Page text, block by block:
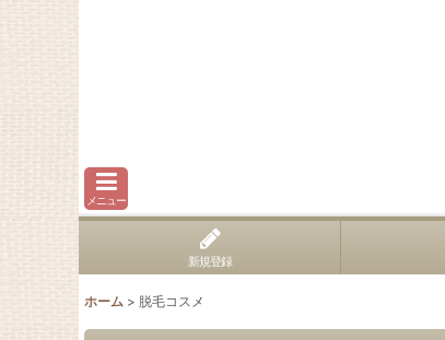
メニュー
新規登録
ホーム > 脱毛コスメ